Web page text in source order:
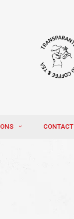
CONTACT